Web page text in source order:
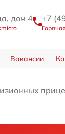
дом 4 +7
Вакансии